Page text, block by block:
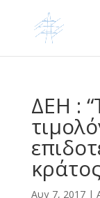
ΔΕΗ :
Αυγ 7, 2017|